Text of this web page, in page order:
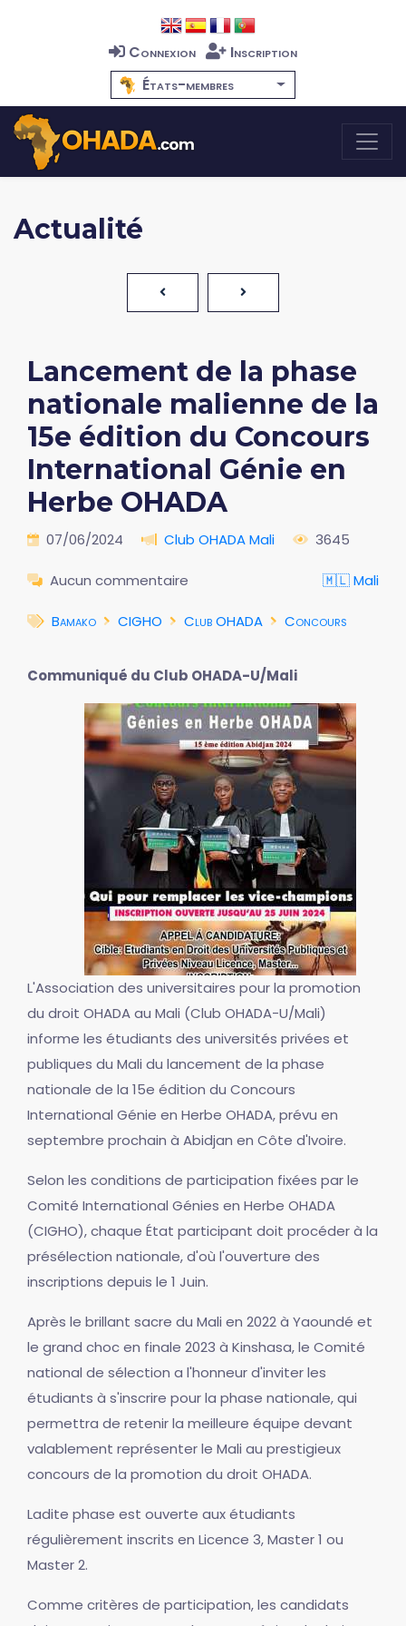
Connexion
Inscription
États-membres
Actualité
Lancement de la phase
nationale malienne de la
15e édition du Concours
International Génie en
Herbe OHADA
07/06/2024 Club OHADA Mali 3645
Aucun commentaire 🇲🇱 Mali
Bamako CIGHO Club OHADA Concours
Communiqué du Club OHADA-U/Mali
L'Association des universitaires pour la promotion
du droit OHADA au Mali (Club OHADA-U/Mali)
informe les étudiants des universités privées et
publiques du Mali du lancement de la phase
nationale de la 15e édition du Concours
International Génie en Herbe OHADA, prévu en
septembre prochain à Abidjan en Côte d'Ivoire.
Selon les conditions de participation fixées par le
Comité International Génies en Herbe OHADA
(CIGHO), chaque État participant doit procéder à la
présélection nationale, d'où l'ouverture des
inscriptions depuis le 1 Juin.
Après le brillant sacre du Mali en 2022 à Yaoundé et
le grand choc en finale 2023 à Kinshasa, le Comité
national de sélection a l'honneur d'inviter les
étudiants à s'inscrire pour la phase nationale, qui
permettra de retenir la meilleure équipe devant
valablement représenter le Mali au prestigieux
concours de la promotion du droit OHADA.
Ladite phase est ouverte aux étudiants
régulièrement inscrits en Licence 3, Master 1 ou
Master 2.
Comme critères de participation, les candidats